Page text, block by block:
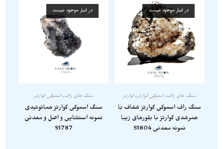
در انبار موجود نیست
سنگ های راف,اسموکی کوارتز, کوارتز
سنگ راف اسموکی کوارتز شفاف با
همرشدی کوارتز با بلورهای زیبا
نمونه معدنی S1804
در انبار موجود نیست
سنگ های راف,اسموکی کوارتز
سنگ اسموکی کوارتز هماتوئیدی
نمونه استثنایی و اصل و معدنی
S1787